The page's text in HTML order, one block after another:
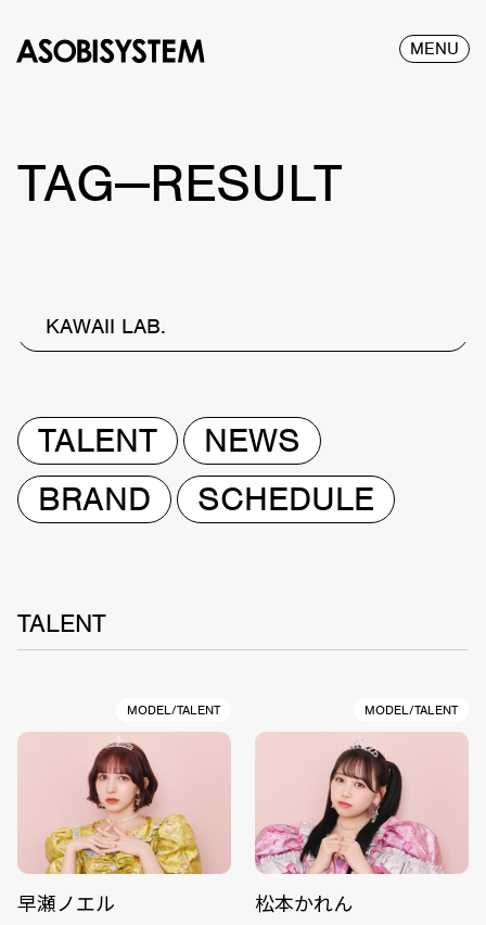
MENU
TAG—RESULT
KAWAII LAB.
TALENT
NEWS
BRAND
SCHEDULE
TALENT
MODEL/TALENT
早瀬ノエル
MODEL/TALENT
松本かれん